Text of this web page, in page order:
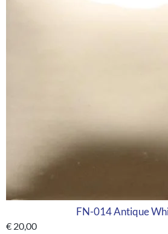
FN-014 Antique
€ 20,00